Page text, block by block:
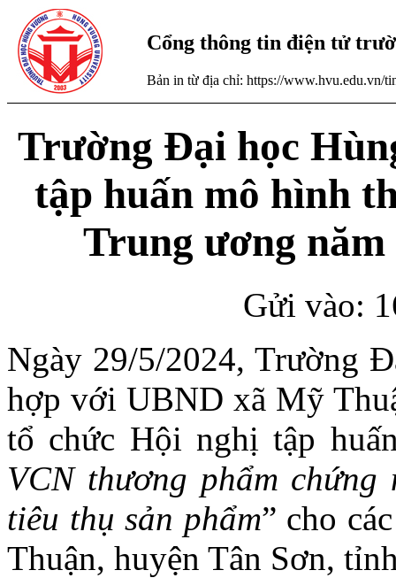
Cổng thông tin điện tử
Bản in từ địa chỉ: https://www.hvu.edu.vn/
Trường Đại học
tập huấn mô hình
Trung ương
Gửi vào:
Ngày 29/5/2024, Trường
hợp với UBND xã Mỹ
tổ chức Hội nghị tập
VCN thương phẩm
tiêu thụ sản phẩm” cho
Thuận, huyện Tân Sơn,